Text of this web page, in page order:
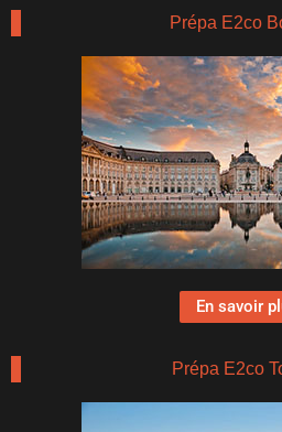
Prépa E2co
En savoir
Prépa E2co